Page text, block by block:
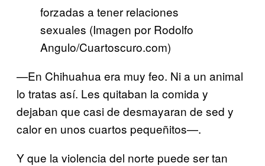
forzadas a tener relaciones
sexuales (Imagen por Rodolfo
Angulo/Cuartoscuro.com)
—En Chihuahua era muy feo. Ni a un animal
lo tratas así. Les quitaban la comida y
dejaban que casi de desmayaran de sed y
calor en unos cuartos pequeñitos—.
Y que la violencia del norte puede ser tan